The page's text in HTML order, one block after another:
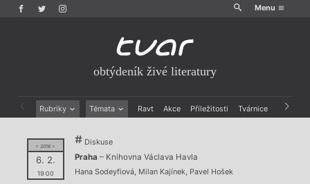
Menu
obtýdeník živé literatury
Rubriky Témata Ravt Akce Příležitosti Tvárnice Archiv
Drobná publicistika
Esejistika
Recenze a reflexe
Právě vychází
Mauzoleum
Divadlo
= 2018 =
6. 2.
19:00
Diskuse
Praha – Knihovna Václava Havla
Hana Sodeyfiová, Milan Kajínek, Pavel Hošek